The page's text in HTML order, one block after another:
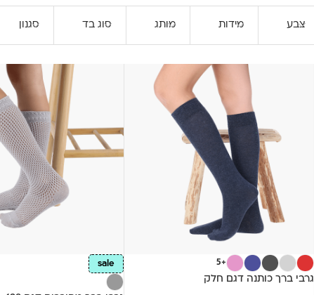
צבע מידות מותג סוג בד סגנון
+5
גרבי ברך כותנה דגם חלק
sale